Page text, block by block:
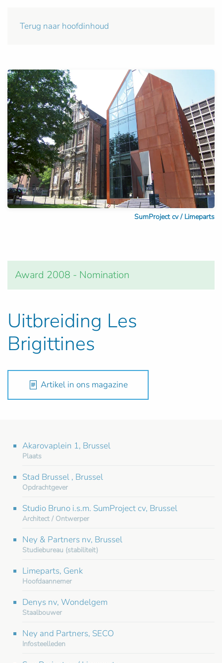
Terug naar hoofdinhoud
SumProject cv / Limeparts
Award 2008 - Nomination
Uitbreiding Les
Brigittines
Artikel in ons magazine
Akarovaplein 1, Brussel
Plaats
Stad Brussel , Brussel
Opdrachtgever
Studio Bruno i.s.m. SumProject cv, Brussel
Architect / Ontwerper
Ney & Partners nv, Brussel
Studiebureau (stabiliteit)
Limeparts, Genk
Hoofdaannemer
Denys nv, Wondelgem
Staalbouwer
Ney and Partners, SECO
Infosteelleden